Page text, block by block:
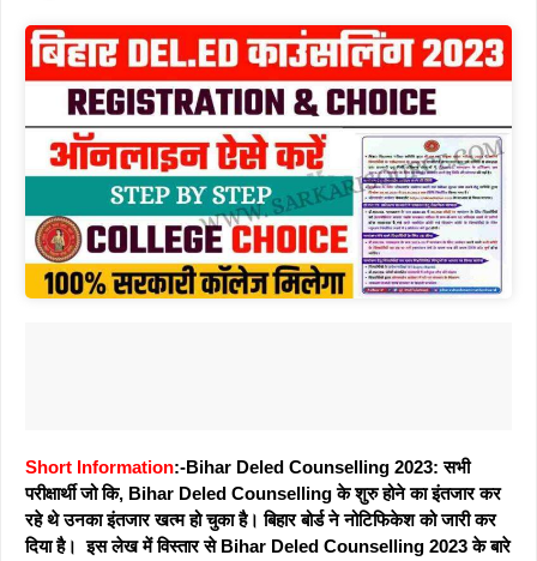
Short Information:-Bihar Deled Counselling 2023: सभी
परीक्षार्थी जो कि, Bihar Deled Counselling के शुरु होने का इंतजार कर
रहे थे उनका इंतजार खत्म हो चुका है। बिहार बोर्ड ने नोटिफिकेश को जारी कर
दिया है। इस लेख में विस्तार से Bihar Deled Counselling 2023 के बारे